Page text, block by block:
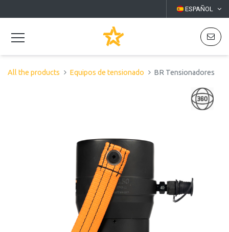
ESPAÑOL
All the products Equipos de tensionado BR Tensionadores